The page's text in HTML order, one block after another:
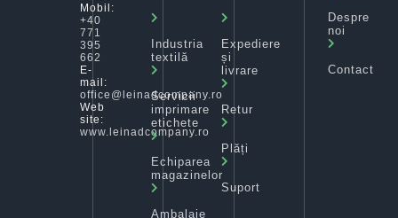
Mobil:
+40
771
395
662
E-
mail:
office@leinadcompany.ro
Web
site:
www.leinadcompany.ro
Industria
textilă
Servicii
imprimare
etichete
Echiparea
magazinelor
Ambalaje
Expediere
și
livrare
Retur
Plăți
Suport
Despre
noi
Contact